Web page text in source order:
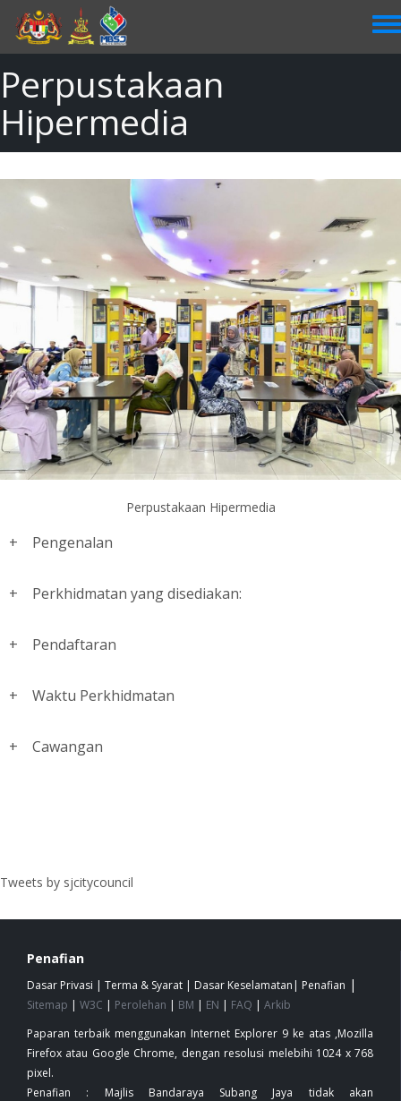
main
content
Perpustakaan
Hipermedia
Perpustakaan Hipermedia
Pengenalan
Perkhidmatan yang disediakan:
Pendaftaran
Waktu Perkhidmatan
Cawangan
Tweets by sjcitycouncil
Penafian
Dasar Privasi | Terma & Syarat | Dasar Keselamatan | Penafian |
Sitemap | W3C | Perolehan | BM | EN | FAQ | Arkib
Paparan terbaik menggunakan Internet Explorer 9 ke atas ,Mozilla
Firefox atau Google Chrome, dengan resolusi melebihi 1024 x 768
pixel.
Penafian : Majlis Bandaraya Subang Jaya tidak akan